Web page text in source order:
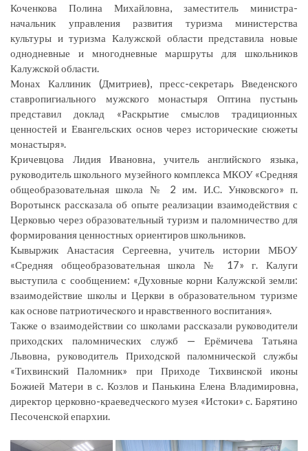
Коченкова Полина Михайловна, заместитель министра-
начальник управления развития туризма министерства
культуры и туризма Калужской области представила новые
однодневные и многодневные маршруты для школьников
Калужской области.
Монах Каллиник (Дмитриев), пресс-секретарь Введенского
ставропигиального мужского монастыря Оптина пустынь
представил доклад «Раскрытие смыслов традиционных
ценностей и Евангельских основ через исторические сюжеты
монастыря».
Кричевцова Лидия Ивановна, учитель английского языка,
руководитель школьного музейного комплекса МКОУ «Средняя
общеобразовательная школа № 2 им. И.С. Унковского» п.
Воротынск рассказала об опыте реализации взаимодействия с
Церковью через образовательный туризм и паломничество для
формирования ценностных ориентиров школьников.
Кывыржик Анастасия Сергеевна, учитель истории МБОУ
«Средняя общеобразовательная школа № 17» г. Калуги
выступила с сообщением: «Духовные корни Калужской земли:
взаимодействие школы и Церкви в образовательном туризме
как основе патриотического и нравственного воспитания».
Также о взаимодействии со школами рассказали руководители
приходских паломнических служб — Ерёмичева Татьяна
Львовна, руководитель Приходской паломнической службы
«Тихвинский Паломник» при Приходе Тихвинской иконы
Божией Матери в с. Козлов и Панькина Елена Владимировна,
директор церковно-краеведческого музея «Истоки» с. Барятино
Песоченской епархии.